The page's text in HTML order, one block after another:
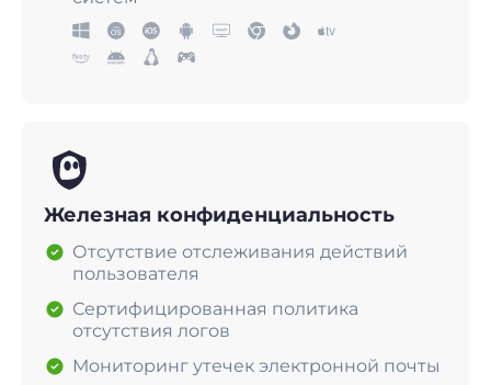
Железная конфиденциальность
Отсутствие отслеживания действий
пользователя
Сертифицированная политика
отсутствия логов
Мониторинг утечек электронной почты